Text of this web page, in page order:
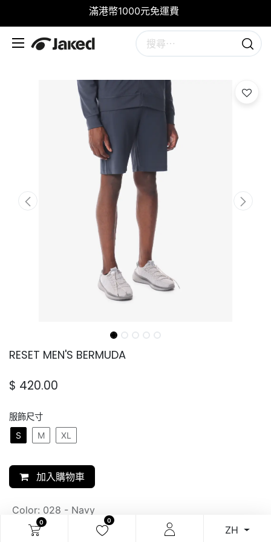
0 0
ZH
滿港幣1000元免運費
RESET MEN'S BERMUDA
$ 420.00
服飾尺寸
S
M XL
加入購物車
Color: 028 - Navy